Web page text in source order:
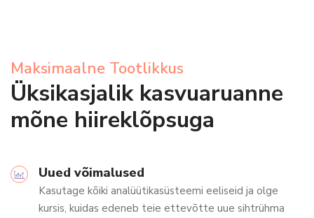
Маksimaalne Tootlikkus
Üksikasjalik kasvuaruanne
mõne hiireklõpsuga
Uued võimalused
Kasutage kõiki analüütikasüsteemi eeliseid ja olge
kursis, kuidas edeneb teie ettevõtte uue sihtrühma